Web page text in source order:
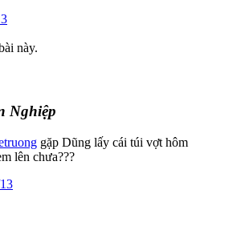
này.
Nghiệp
gặp Dũng lấy cái túi vợt hôm
lên chưa???